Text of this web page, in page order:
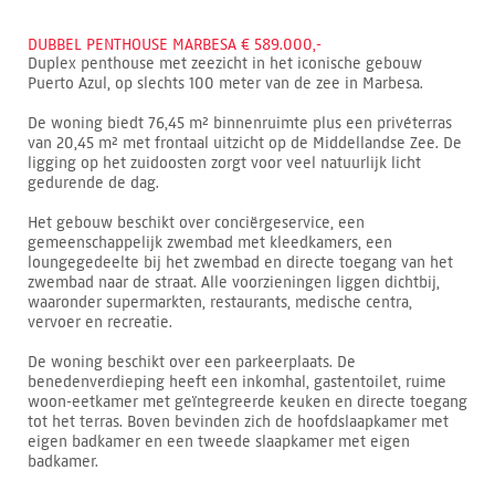
DUBBEL PENTHOUSE MARBESA € 589.000,-
Duplex penthouse met zeezicht in het iconische gebouw
Puerto Azul, op slechts 100 meter van de zee in Marbesa.
De woning biedt 76,45 m² binnenruimte plus een privéterras
van 20,45 m² met frontaal uitzicht op de Middellandse Zee. De
ligging op het zuidoosten zorgt voor veel natuurlijk licht
gedurende de dag.
Het gebouw beschikt over conciërgeservice, een
gemeenschappelijk zwembad met kleedkamers, een
loungegedeelte bij het zwembad en directe toegang van het
zwembad naar de straat. Alle voorzieningen liggen dichtbij,
waaronder supermarkten, restaurants, medische centra,
vervoer en recreatie.
De woning beschikt over een parkeerplaats. De
benedenverdieping heeft een inkomhal, gastentoilet, ruime
woon-eetkamer met geïntegreerde keuken en directe toegang
tot het terras. Boven bevinden zich de hoofdslaapkamer met
eigen badkamer en een tweede slaapkamer met eigen
badkamer.